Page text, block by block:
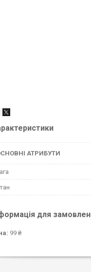
АТРИБУТИ
для
99 ₴